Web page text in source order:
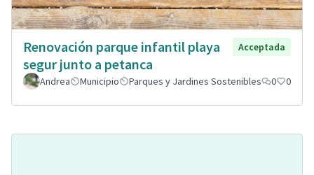
Renovación parque infantil playa
segur junto a petanca
Acceptada
Andrea Municipio Parques y Jardines Sostenibles 0 0